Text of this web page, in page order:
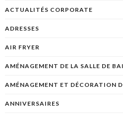
ACTUALITÉS CORPORATE
ADRESSES
AIR FRYER
AMÉNAGEMENT DE LA SALLE DE
AMÉNAGEMENT ET DÉCORATION
ANNIVERSAIRES